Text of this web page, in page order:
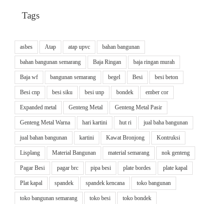
Tags
asbes Atap atap upvc bahan bangunan
bahan bangunan semarang Baja Ringan baja ringan murah
Baja wf bangunan semarang begel Besi besi beton
Besi cnp besi siku besi unp bondek ember cor
Expanded metal Genteng Metal Genteng Metal Pasir
Genteng Metal Warna hari kartini hut ri jual baha bangunan
jual bahan bangunan kartini Kawat Bronjong Kontruksi
Lisplang Material Bangunan material semarang nok genteng
Pagar Besi pagar brc pipa besi plate bordes plate kapal
Plat kapal spandek spandek kencana toko bangunan
toko bangunan semarang toko besi toko bondek